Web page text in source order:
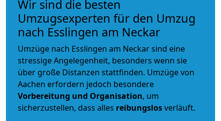
Wir sind die besten
Umzugsexperten für den Umzug
nach Esslingen am Neckar
Umzüge nach Esslingen am Neckar sind eine
stressige Angelegenheit, besonders wenn sie
über große Distanzen stattfinden. Umzüge von
Aachen erfordern jedoch besondere
Vorbereitung und Organisation, um
sicherzustellen, dass alles reibungslosverläuft.